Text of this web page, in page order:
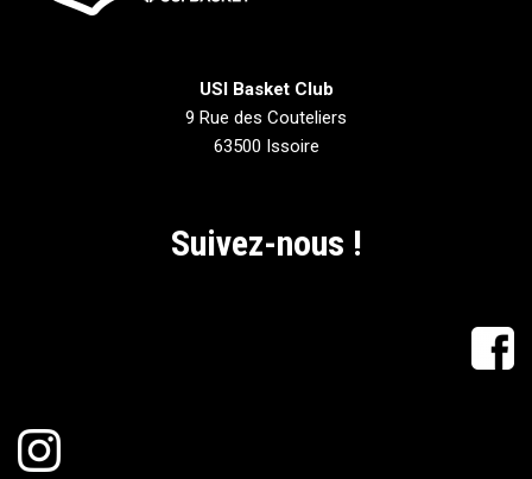
USI Basket Club
9 Rue des Couteliers
63500 Issoire
Suivez-nous !